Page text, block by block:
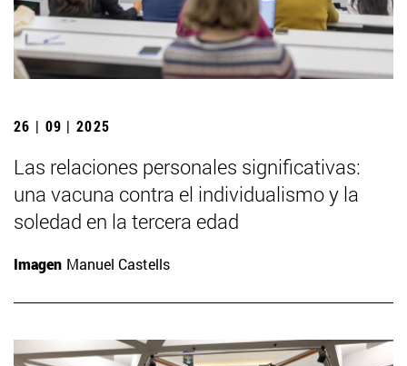
26 | 09 | 2025
Las relaciones personales significativas:
una vacuna contra el individualismo y la
soledad en la tercera edad
Imagen Manuel Castells